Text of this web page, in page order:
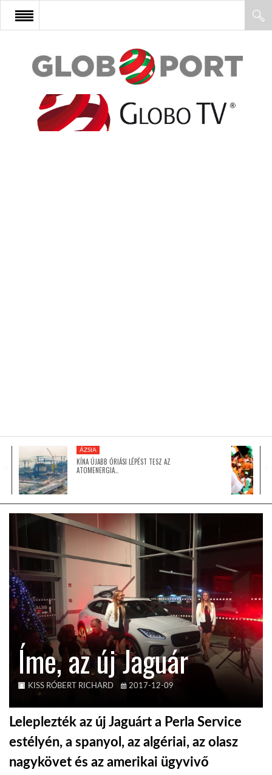
FŐOLDAL
AFRIKA
GLOBOTV BP
TROPICALMAGAZIN
GLOBOTV
AFRIKA TUDÁSTÁR
A NAP SZÉPE
LINKTR.EE
GLOBOZSARU
ÁZSIA
KÍNA ÚJABB ÓRIÁSI LÉPÉST TESZ AZ
ATOMENERGIA…
Íme, az új Jaguár
KISS RÓBERT RICHARD 2017-12-09
Leleplezték az új Jaguárt a Perla Service
estélyén, a spanyol, az algériai, az olasz
nagykövet és az amerikai ügyvivő